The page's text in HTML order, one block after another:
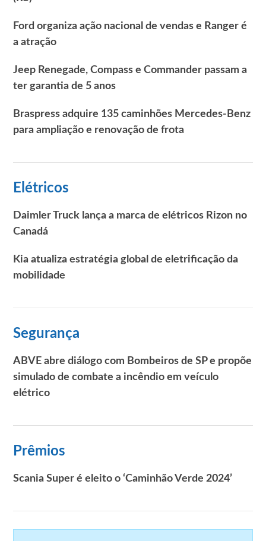
Ford organiza ação nacional de vendas e Ranger é
a atração
Jeep Renegade, Compass e Commander passam a
ter garantia de 5 anos
Braspress adquire 135 caminhões Mercedes-Benz
para ampliação e renovação de frota
Elétricos
Daimler Truck lança a marca de elétricos Rizon no
Canadá
Kia atualiza estratégia global de eletrificação da
mobilidade
Segurança
ABVE abre diálogo com Bombeiros de SP e propõe
simulado de combate a incêndio em veículo
elétrico
Prêmios
Scania Super é eleito o ‘Caminhão Verde 2024’